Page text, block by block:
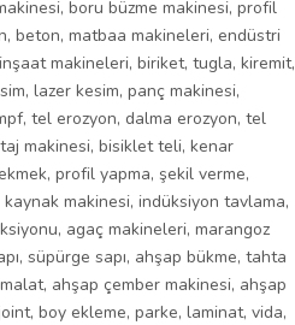
, boru büzme makinesi, profil
, beton, matbaa makineleri, endüstri
inşaat makineleri, biriket, tugla, kiremit,
, lazer kesim, panç makinesi,
, tel erozyon, dalma erozyon, tel
makinesi, bisiklet teli, kenar
, profil yapma, şekil verme,
kaynak makinesi, indüksiyon tavlama,
, agaç makineleri, marangoz
, süpürge sapı, ahşap bükme, tahta
, ahşap çember makinesi, ahşap
, boy ekleme, parke, laminat, vida,